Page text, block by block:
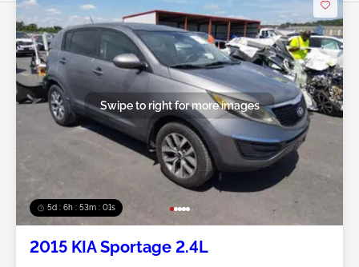
5d : 6h : 52m : 58s
Swipe to right for more images
2015 KIA Sportage 2.4L